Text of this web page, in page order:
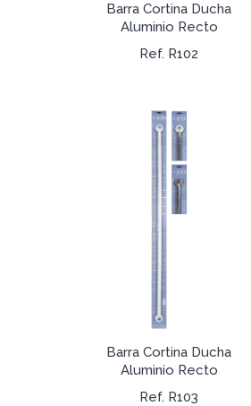
Barra Cortina Ducha
Aluminio Recto
Ref. R102
Barra Cortina Ducha
Aluminio Recto
Ref. R103